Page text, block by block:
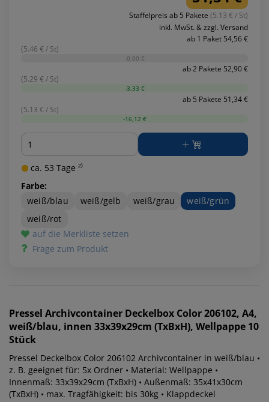
Staffelpreis ab 5 Pakete (5.13 € / St)
inkl. MwSt. & zzgl. Versand
ab 1 Paket 54,56 €
(5.46 € / St)
-0,00 €
ab 2 Pakete 52,90 €
(5.29 € / St)
-3,33 €
ab 5 Pakete 51,34 €
(5.13 € / St)
-16,12 €
Menge
ca. 53 Tage ²⁾
Farbe:
weiß/blau
weiß/gelb weiß/grau
weiß/grün
weiß/rot
auf die Merkliste setzen
Frage zum Produkt
Pressel Archivcontainer Deckelbox Color 206102, A4,
weiß/blau, innen 33x39x29cm (TxBxH), Wellpappe 10
Stück
Pressel Deckelbox Color 206102 Archivcontainer in weiß/blau •
z. B. geeignet für: 5x Ordner • Material: Wellpappe •
Innenmaß: 33x39x29cm (TxBxH) • Außenmaß: 35x41x30cm
(TxBxH) • max. Tragfähigkeit: bis 30kg • Klappdeckel